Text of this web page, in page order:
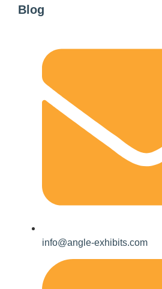
Blog
info@angle-exhibits.com